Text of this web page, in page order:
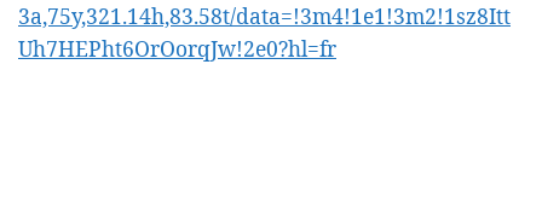
3a,75y,321.14h,83.58t/data=!3m4!1e1!3m2!1sz8Itt
Uh7HEPht6OrOorqJw!2e0?hl=fr